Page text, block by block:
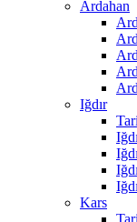
Ardahan
Iğdır
Kars